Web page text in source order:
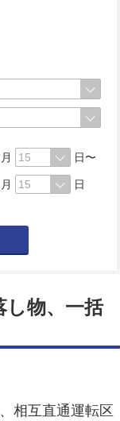
月
日〜
月 日
物、一括
相互直通運転区